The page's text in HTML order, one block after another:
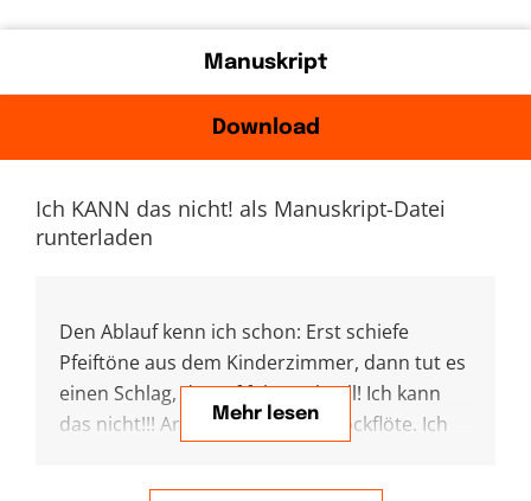
Manuskript
Download
Ich KANN das nicht! als Manuskript-Datei
runterladen
Den Ablauf kenn ich schon: Erst schiefe
Pfeiftöne aus dem Kinderzimmer, dann tut es
einen Schlag, darauf folgt Gebrüll! Ich kann
das nicht!!! Armes Kind, arme Blockflöte. Ich
mitaushalten. Weil es eben nicht so klappt,
Mehr lesen